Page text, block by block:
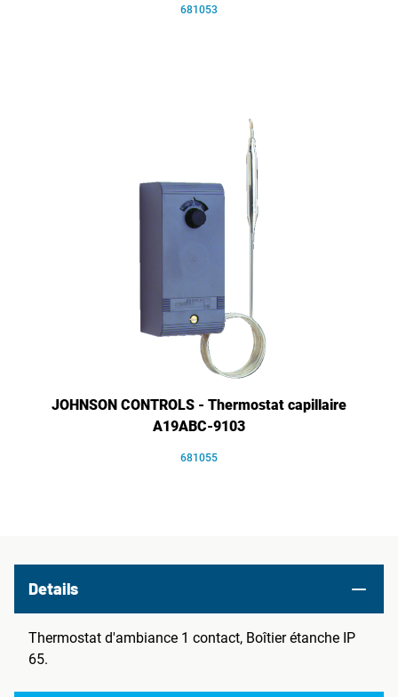
681053
JOHNSON CONTROLS - Thermostat capillaire
A19ABC-9103
681055
Details
Thermostat d'ambiance 1 contact, Boîtier étanche IP
65.